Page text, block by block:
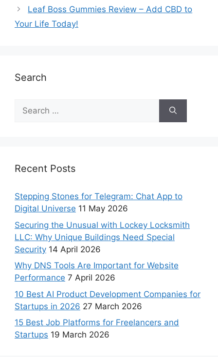
Leaf Boss Gummies Review – Add CBD to
Your Life Today!
Search
Recent Posts
Stepping Stones for Telegram: Chat App to
Digital Universe 11 May 2026
Securing the Unusual with Lockey Locksmith
LLC: Why Unique Buildings Need Special
Security 14 April 2026
Why DNS Tools Are Important for Website
Performance 7 April 2026
10 Best AI Product Development Companies for
Startups in 2026 27 March 2026
15 Best Job Platforms for Freelancers and
Startups 19 March 2026